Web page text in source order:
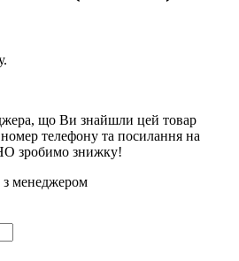
що Ви знайшли цей товар
телефону та посилання на
зробимо знижку!
з менеджером